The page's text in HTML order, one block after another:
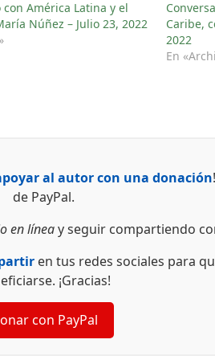
con América Latina y el
Núñez – Julio 23, 2022
Caribe,
2022
En
al autor con una donación
de PayPal.
en líneay seguir compartiendo
en tus redes sociales para
¡Gracias!
con PayPal